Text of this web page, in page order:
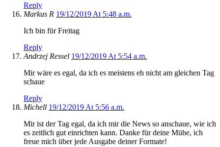
Reply
Markus R 19/12/2019 At 5:48 a.m.
Ich bin für Freitag
Reply
Andrzej Ressel 19/12/2019 At 5:54 a.m.
Mir wäre es egal, da ich es meistens eh nicht am gleichen Tag
schaue
Reply
Michell 19/12/2019 At 5:56 a.m.
Mir ist der Tag egal, da ich mir die News so anschaue, wie ich
es zeitlich gut einrichten kann. Danke für deine Mühe, ich
freue mich über jede Ausgabe deiner Formate!